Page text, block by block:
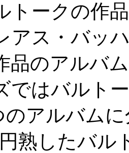
トークの作
ス・バッ
品のアルバ
ではバルト
のアルバム
熟したバル